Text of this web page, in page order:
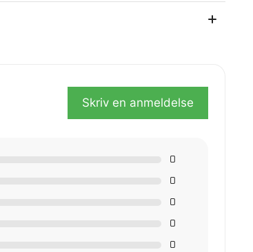
Skriv en anmeldelse
0
0
0
0
0